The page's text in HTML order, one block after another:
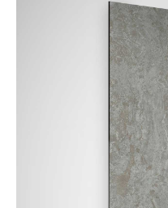
DOCUMENTACIÓN TÉCNICA
MEDIO AMBIENTE